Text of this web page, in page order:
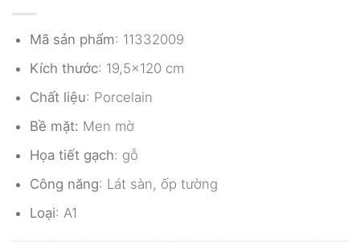
Mã sản phẩm: 11332009
Kích thước: 19,5×120 cm
Chất liệu: Porcelain
Bề mặt: Men mờ
Họa tiết gạch: gỗ
Công năng: Lát sàn, ốp tường
Loại: A1